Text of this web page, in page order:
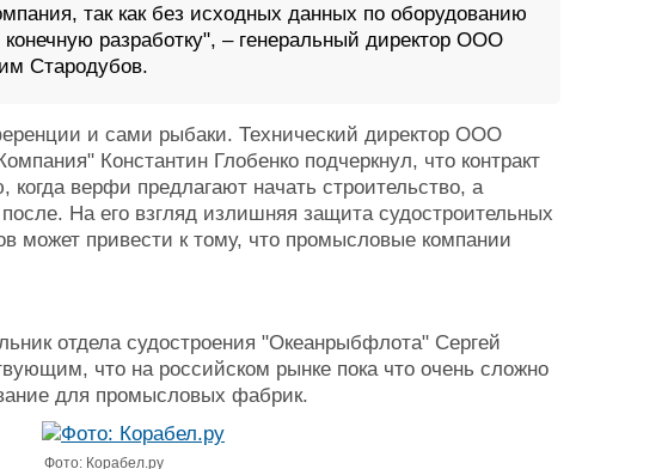
так как без исходных данных по оборудованию
разработку", – генеральный директор ООО
Стародубов.
и сами рыбаки. Технический директор ООО
Константин Глобенко подчеркнул, что контракт
верфи предлагают начать строительство, а
после. На его взгляд излишняя защита судостроительных
может привести к тому, что промысловые компании
отдела судостроения "Океанрыбфлота" Сергей
что на российском рынке пока что очень сложно
для промысловых фабрик.
Фото: Корабел.ру